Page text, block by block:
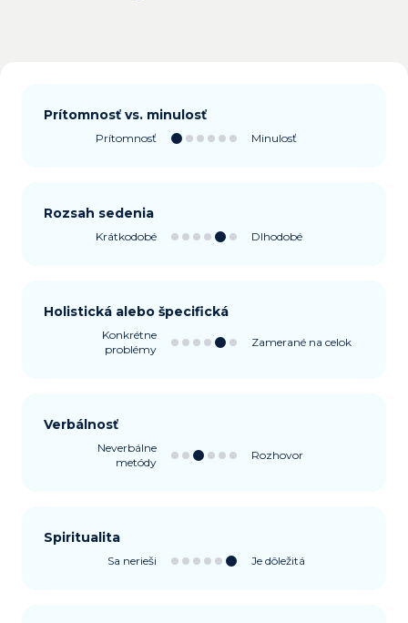
Prítomnosť vs. minulosť
Prítomnosť Minulosť
Rozsah sedenia
Krátkodobé Dlhodobé
Holistická alebo špecifická
Konkrétne
problémy
Zamerané na celok
Verbálnosť
Neverbálne
metódy
Rozhovor
Spiritualita
Sa nerieši Je dôležitá